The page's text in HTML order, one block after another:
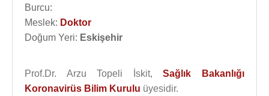
Burcu:
Meslek: Doktor
Doğum Yeri: Eskişehir
Prof.Dr. Arzu Topeli İskit,Sağlık Bakanlığı
Koronavirüs Bilim Kurulu üyesidir.